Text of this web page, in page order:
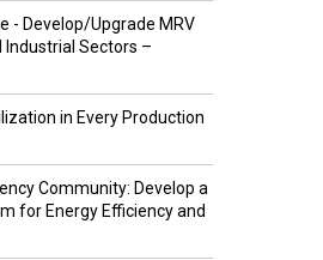
- Develop/Upgrade MRV
Sectors –
in Every Production
Community: Develop a
for Energy Efficiency and